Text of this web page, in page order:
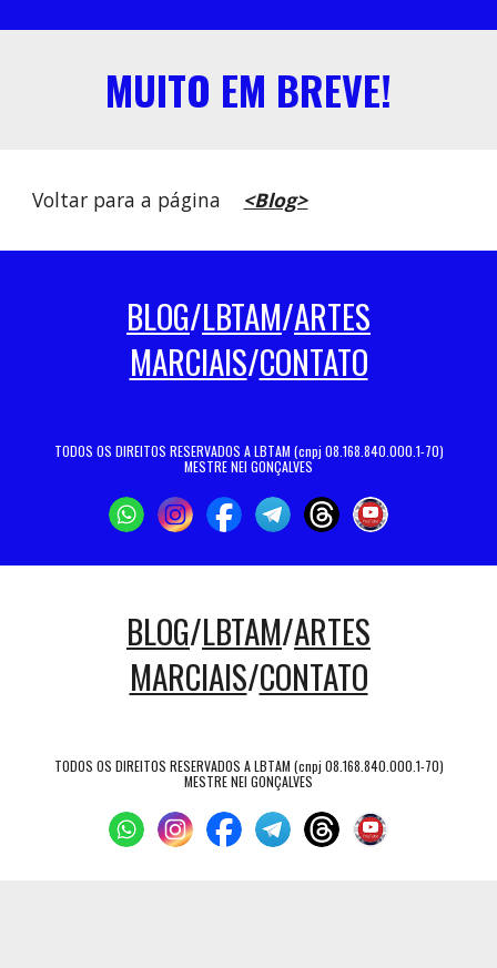
MUITO EM BREVE!
Voltar para a página <Blog>
BLOG/LBTAM/ARTES
MARCIAIS/CONTATO
TODOS OS DIREITOS RESERVADOS A LBTAM (cnpj 08.168.840.000.1-70)
MESTRE NEI GONÇALVES
BLOG/LBTAM/ARTES
MARCIAIS/CONTATO
TODOS OS DIREITOS RESERVADOS A LBTAM (cnpj 08.168.840.000.1-70)
MESTRE NEI GONÇALVES